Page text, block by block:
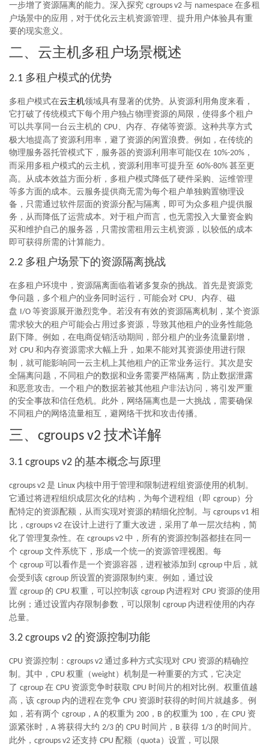
一步增了资源隔离的能力。深入探究 cgroups v2 与 namespace 在多租
户场景中的应用，对于优化云主机资源管理、提升用户体验具有重
要的现实意义。
二、云主机多租户场景概述
2.1 多租户模式的优势
多租户模式在云主机领域具有显著的优势。从资源利用角度来看，
它打破了传统模式下每个用户独占物理资源的局限，使得多个租户
可以共享同一台云主机的 CPU、内存、存储等资源。这种共享方式
极大地提高了资源利用率，避了资源的闲置浪费。例如，在传统的
物理服务器托管模式下，服务器的资源利用率可能仅在 10%-20% ，
而采用多租户模式的云主机，资源利用率可提升至 60%-80% 甚至更
高。从成本效益方面分析，多租户模式降低了硬件采购、运维管理
等多方面的成本。云服务提供商无需为每个租户单独购置物理设
备，只需通过软件层面的资源分配与隔离，即可为众多租户提供服
务，从而降低了运营成本。对于租户而言，也无需投入大量资金购
买和维护自己的服务器，只需按需租用云主机资源，以较低的成本
即可获得所需的计算能力。
2.2 多租户场景下的资源隔离挑战
在多租户环境中，资源隔离面临着诸多复杂的挑战。首先是资源竞
争问题，多个租户的业务同时运行，可能会对 CPU、内存、磁
盘 I/O 等资源展开激烈竞争。若没有有效的资源隔离机制，某个资源
需求较大的租户可能会占用过多资源，导致其他租户的业务性能急
剧下降。例如，在电商促销活动期间，部分租户的业务流量剧增，
对 CPU 和内存资源需求大幅上升，如果不能对其资源使用进行限
制，就可能影响同一云主机上其他租户的正常业务运行。其次是安
全隔离问题，不同租户的数据和业务需要严格隔离，防止数据泄露
和恶意攻击。一个租户的数据若被其他租户非法访问，将引发严重
的安全事故和信任危机。此外，网络隔离也是一大挑战，需要确保
不同租户的网络流量相互，避网络干扰和攻击传播。
三、 cgroups v2 技术详解
3.1 cgroups v2 的基本概念与原理
cgroups v2 是 Linux 内核中用于管理和限制进程组资源使用的机制。
它通过将进程组织成层次化的结构，为每个进程组（即 cgroup）分
配特定的资源配额，从而实现对资源的精细化控制。与 cgroups v1 相
比， cgroups v2 在设计上进行了重大改进，采用了单一层次结构，简
化了管理复杂性。在 cgroups v2 中，所有的资源控制器都挂在同一
个 cgroup 文件系统下，形成一个统一的资源管理视图。每
个 cgroup 可以看作是一个资源容器，进程被添加到 cgroup 中后，就
会受到该 cgroup 所设置的资源限制约束。例如，通过设
置 cgroup 的 CPU 权重，可以控制该 cgroup 内进程对 CPU 资源的使用
比例；通过设置内存限制参数，可以限制 cgroup 内进程使用的内存
总量。
3.2 cgroups v2 的资源控制功能
CPU 资源控制： cgroups v2 通过多种方式实现对 CPU 资源的精确控
制。其中， CPU 权重（weight）机制是一种重要的方式，它决定
了 cgroup 在 CPU 资源竞争时获取 CPU 时间片的相对比例。权重值越
高，该 cgroup 内的进程在竞争 CPU 资源时获得的时间片就越多。例
如，若有两个 cgroup ， A 的权重为 200 ， B 的权重为 100 ，在 CPU 资
源紧张时， A 将获得大约 2/3 的 CPU 时间片， B 获得 1/3 的时间片。
此外， cgroups v2 还支持 CPU 配额（quota ）设置，可以限